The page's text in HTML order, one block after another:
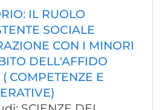
IL RUOLO
SOCIALE
CON I MINORI
DELL'AFFIDO
COMPETENZE E